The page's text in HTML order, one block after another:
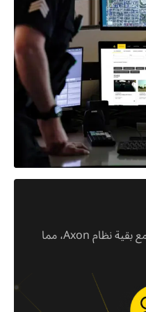
يتصل Axon Body 3 بسلاسة مع بقية نظام Axon، مما